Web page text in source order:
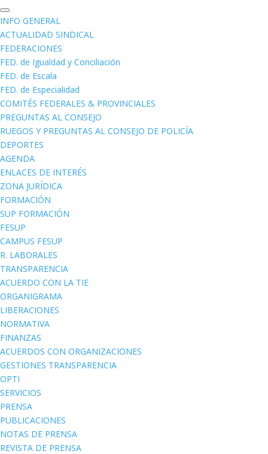
INFO GENERAL
ACTUALIDAD SINDICAL
FEDERACIONES
FED. de Igualdad y Conciliación
FED. de Escala
FED. de Especialidad
COMITÉS FEDERALES & PROVINCIALES
PREGUNTAS AL CONSEJO
RUEGOS Y PREGUNTAS AL CONSEJO DE POLICÍA
DEPORTES
AGENDA
ENLACES DE INTERÉS
ZONA JURÍDICA
FORMACIÓN
SUP FORMACIÓN
FESUP
CAMPUS FESUP
R. LABORALES
TRANSPARENCIA
ACUERDO CON LA TIE
ORGANIGRAMA
LIBERACIONES
NORMATIVA
FINANZAS
ACUERDOS CON ORGANIZACIONES
GESTIONES TRANSPARENCIA
OPTI
SERVICIOS
PRENSA
PUBLICACIONES
NOTAS DE PRENSA
REVISTA DE PRENSA